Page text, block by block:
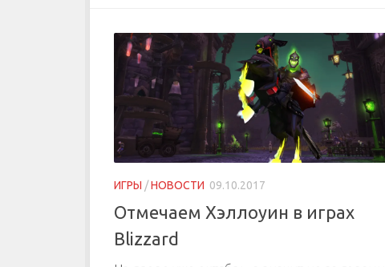
ИГРЫ /НОВОСТИ 09.10.2017
Отмечаем Хэллоуин в играх
Blizzard